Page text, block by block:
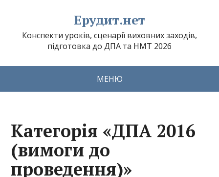
Ерудит.нет
Конспекти уроків, сценарії виховних заходів,
підготовка до ДПА та НМТ 2026
МЕНЮ
Категорія «ДПА 2016
(вимоги до
проведення)»